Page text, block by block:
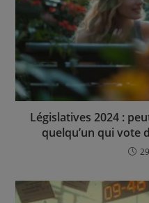
Législatives 2024 :
quelqu’un qui vote